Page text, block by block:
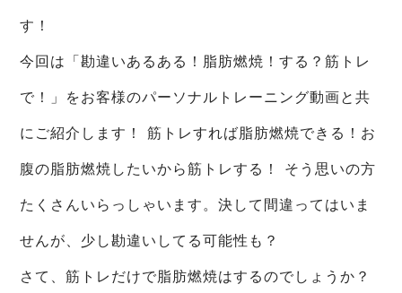
す！
今回は「勘違いあるある！脂肪燃焼！する？筋トレ
で！」をお客様のパーソナルトレーニング動画と共
にご紹介します！ 筋トレすれば脂肪燃焼できる！お
腹の脂肪燃焼したいから筋トレする！ そう思いの方
たくさんいらっしゃいます。決して間違ってはいま
せんが、少し勘違いしてる可能性も？
さて、筋トレだけで脂肪燃焼はするのでしょうか？